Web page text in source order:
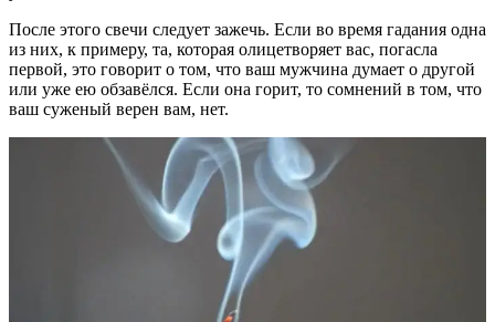
После этого свечи следует зажечь. Если во время гадания одна
из них, к примеру, та, которая олицетворяет вас, погасла
первой, это говорит о том, что ваш мужчина думает о другой
или уже ею обзавёлся. Если она горит, то сомнений в том, что
ваш суженый верен вам, нет.